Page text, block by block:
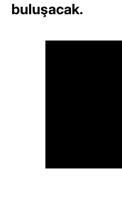
buluşacak.